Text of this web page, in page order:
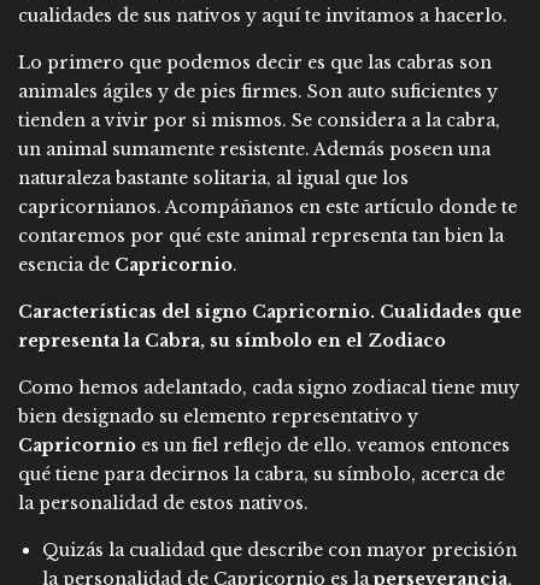
cualidades de sus nativos y aquí te invitamos a hacerlo.
Lo primero que podemos decir es que las cabras son
animales ágiles y de pies firmes. Son auto suficientes y
tienden a vivir por si mismos. Se considera a la cabra,
un animal sumamente resistente. Además poseen una
naturaleza bastante solitaria, al igual que los
capricornianos. Acompáñanos en este artículo donde te
contaremos por qué este animal representa tan bien la
esencia de Capricornio.
Características del signo Capricornio. Cualidades que
representa la Cabra, su símbolo en el Zodiaco
Como hemos adelantado, cada signo zodiacal tiene muy
bien designado su elemento representativo y
Capricornio es un fiel reflejo de ello. veamos entonces
qué tiene para decirnos la cabra, su símbolo, acerca de
la personalidad de estos nativos.
Quizás la cualidad que describe con mayor precisión
la personalidad de Capricornio es laperseverancia,